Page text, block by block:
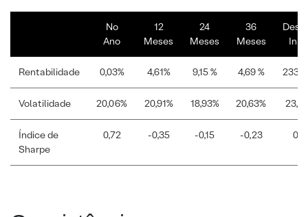
No
Ano
12
Meses
24
Meses
36
Meses
Rentabilidade 0,03% 4,61% 9,15 % 4,69 %
Volatilidade 20,06% 20,91% 18,93% 20,63%
Índice de
Sharpe
0,72 -0,35 -0,15 -0,23 0,12